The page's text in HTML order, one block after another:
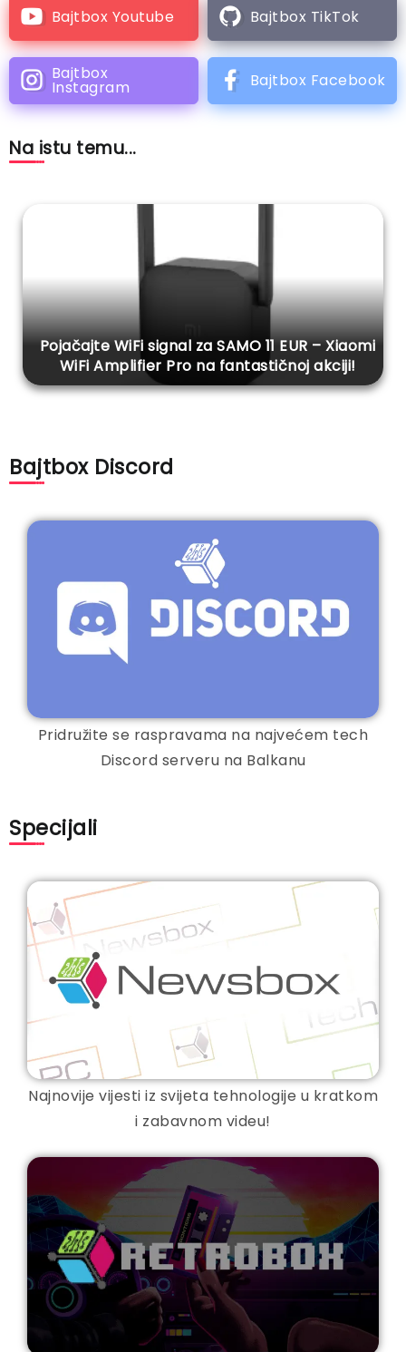
Bajtbox Youtube Bajtbox TikTok
Bajtbox
Instagram Bajtbox Facebook
Na istu temu...
Pojačajte WiFi signal za SAMO 11 EUR – Xiaomi
WiFi Amplifier Pro na fantastičnoj akciji!
Bajtbox Discord
Pridružite se raspravama na najvećem tech
Discord serveru na Balkanu
Specijali
Najnovije vijesti iz svijeta tehnologije u kratkom
i zabavnom videu!